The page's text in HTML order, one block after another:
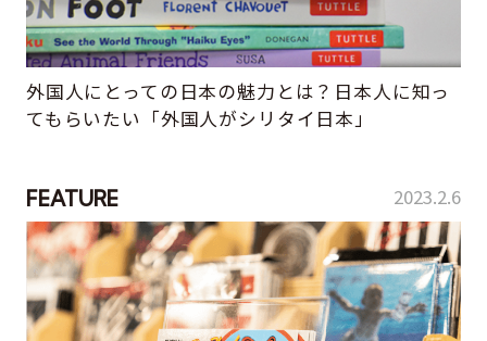
外国人にとっての日本の魅力とは？日本人に知っ
てもらいたい「外国人がシリタイ日本」
FEATURE 2023.2.6